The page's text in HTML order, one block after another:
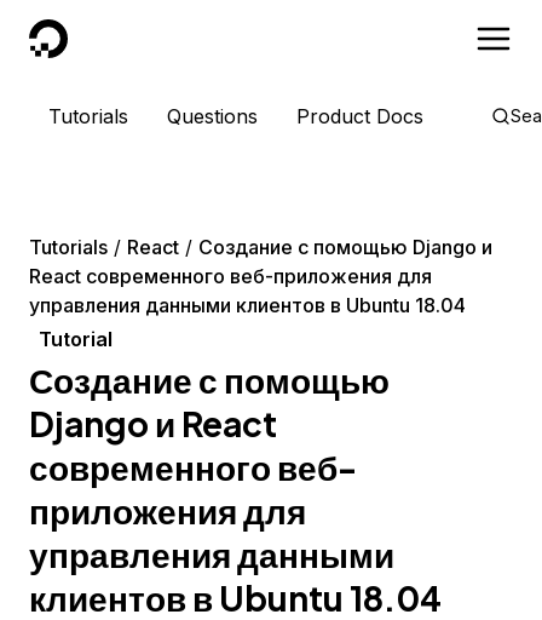
DigitalOcean
Tutorials Questions Product Docs
Tutorials React
Создание с помощью Django и
React современного веб-приложения для
управления данными клиентов в Ubuntu 18.04
Tutorial
Создание с помощью
Django и React
современного веб-
приложения для
управления данными
клиентов в Ubuntu 18.04